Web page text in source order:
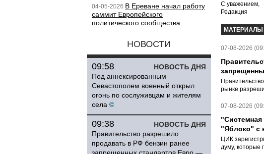
04-05-2026 В Ереване начал работу
саммит Европейского
политического сообщества
НОВОСТИ
НОВОСТЬ ДНЯ
09:58
Под аннексированным
Севастополем военный открыл
огонь по сослуживцам и жителям
села ©
НОВОСТЬ ДНЯ
09:38
Правительство разрешило
продавать в РФ бензин ранее
С уважением,
Редакция
МАТЕРИАЛЫ
07-08-2026
рынке
07-08-2026
"Яблоко" с
ЦИК
думу, которые